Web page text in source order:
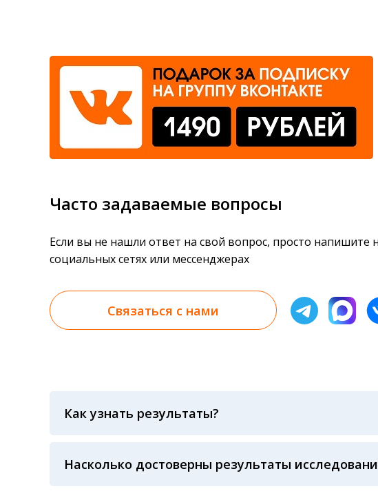
Часто задаваемые вопросы
Если вы не нашли ответ на свой вопрос, просто напишите
социальных сетях или мессенджерах
Связаться с нами
Как узнать результаты?
анализов при предъявлении паспорта или чека об
Насколько достоверны результаты
Гарантия качества лабораторных тестов